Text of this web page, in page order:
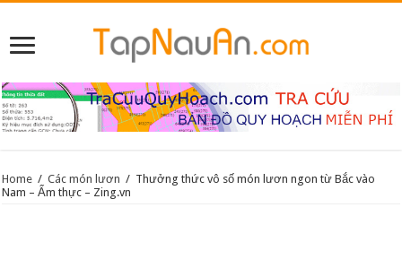
Home / Các món lươn / Thưởng thức vô số món lươn ngon từ Bắc vào
Nam – Ẩm thực – Zing.vn